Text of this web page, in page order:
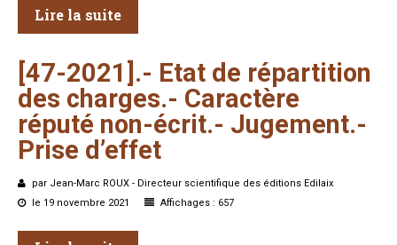
Lire la suite
[47-2021].- Etat de répartition
des charges.- Caractère
réputé non-écrit.- Jugement.-
Prise d’effet
par Jean-Marc ROUX - Directeur scientifique des éditions Edilaix
le 19 novembre 2021
Affichages : 657